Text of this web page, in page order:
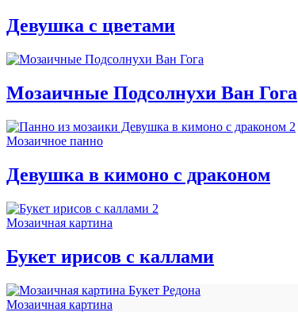
Девушка с цветами
Мозаичные Подсолнухи Ван Гога
Мозаичное панно
Девушка в кимоно с драконом
Мозаичная картина
Букет ирисов с каллами
Мозаичная картина